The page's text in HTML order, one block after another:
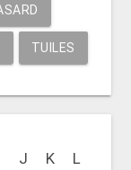
TUILES
J K
L